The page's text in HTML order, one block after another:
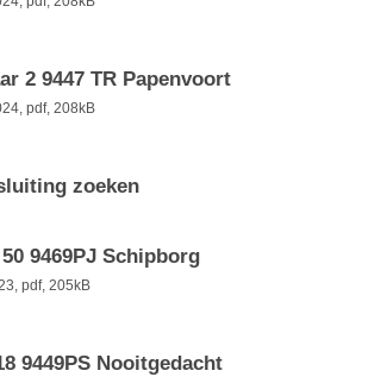
2 9447 TR Papenvoort
pdf, 208kB
zoeken
9469PJ Schipborg
pdf, 205kB
9449PS Nooitgedacht